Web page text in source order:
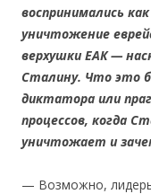
воспринимались
уничтожение
верхушки ЕАК —
Сталину. Что это
диктатора или
процессов, когда
уничтожает и
— Возможно, лидеры